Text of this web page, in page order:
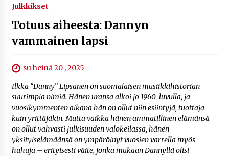
Julkkikset
Totuus aiheesta: Dannyn
vammainen lapsi
su heinä 20 , 2025
Ilkka “Danny” Lipsanen on suomalaisen musiikkihistorian
suurimpia nimiä. Hänen uransa alkoi jo 1960-luvulla, ja
vuosikymmenten aikana hän on ollut niin esiintyjä, tuottaja
kuin yrittäjäkin. Mutta vaikka hänen ammatillinen elämänsä
on ollut vahvasti julkisuuden valokeilassa, hänen
yksityiselämäänsä on ympäröinyt vuosien varrella myös
huhuja – erityisesti väite, jonka mukaan Dannyllä olisi